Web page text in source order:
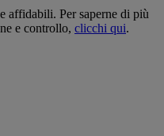
affidabili. Per saperne di più
e controllo, clicchi qui.